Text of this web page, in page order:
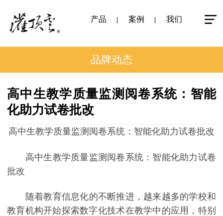
产品 案例 我们
品牌动态
高中生教学质量监测阅卷系统：智能
化助力试卷批改
高中生教学质量监测阅卷系统：智能化助力试卷批改
高中生教学质量监测阅卷系统：智能化助力试卷
批改
随着教育信息化的不断推进，越来越多的学校和
教育机构开始探索数字化技术在教学中的应用，特别